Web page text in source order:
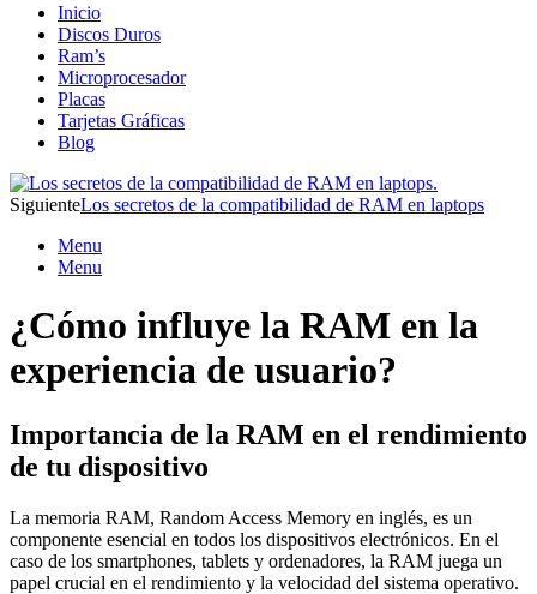
Inicio
Discos Duros
Ram’s
Microprocesador
Placas
Tarjetas Gráficas
Blog
SiguienteLos secretos de la compatibilidad de RAM en laptops
Menu
Menu
¿Cómo influye la RAM en la
experiencia de usuario?
Importancia de la RAM en el rendimiento
de tu dispositivo
La memoria RAM, Random Access Memory en inglés, es un
componente esencial en todos los dispositivos electrónicos. En el
caso de los smartphones, tablets y ordenadores, la RAM juega un
papel crucial en el rendimiento y la velocidad del sistema operativo.